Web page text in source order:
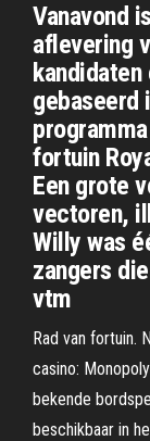
Vanavond
aflevering
gebaseerd
fortuin
Een grote
vectoren,
Willy was
zangers
vtm
Rad van fortuin.
casino:
bekende
beschikbaar in